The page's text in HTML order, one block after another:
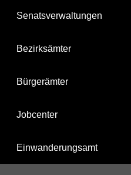
Senatsverwaltungen
Bezirksämter
Bürgerämter
Jobcenter
Einwanderungsamt